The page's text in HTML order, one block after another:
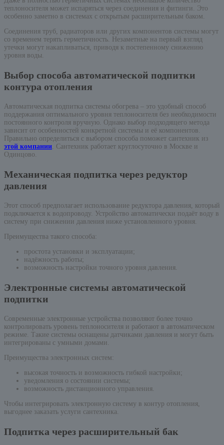
теплоносителя может испаряться через соединения и фитинги. Это
особенно заметно в системах с открытым расширительным баком.
Соединения труб, радиаторов или других компонентов системы могут
со временем терять герметичность. Незаметные на первый взгляд
утечки могут накапливаться, приводя к постепенному снижению
уровня воды.
Выбор способа автоматической подпитки
контура отопления
Автоматическая подпитка системы обогрева – это удобный способ
поддержания оптимального уровня теплоносителя без необходимости
постоянного контроля вручную. Однако выбор подходящего метода
зависит от особенностей конкретной системы и её компонентов.
Правильно определиться с выбором способа поможет сантехник из
этой компании. Сантехник работает круглосуточно в Москве и
Одинцово.
Механическая подпитка через редуктор
давления
Этот способ предполагает использование редуктора давления, который
подключается к водопроводу. Устройство автоматически подаёт воду в
систему при снижении давления ниже установленного уровня.
Преимущества такого способа:
простота установки и эксплуатации;
надёжность работы;
возможность настройки точного уровня давления.
Электронные системы автоматической
подпитки
Современные электронные устройства позволяют более точно
контролировать уровень теплоносителя и работают в автоматическом
режиме. Такие системы оснащены датчиками давления и могут быть
интегрированы с умными домами.
Преимущества электронных систем:
высокая точность и возможность гибкой настройки;
уведомления о состоянии системы;
возможность дистанционного управления.
Чтобы интегрировать электронную систему в контур отопления,
выгоднее заказать услуги сантехника.
Подпитка через расширительный бак